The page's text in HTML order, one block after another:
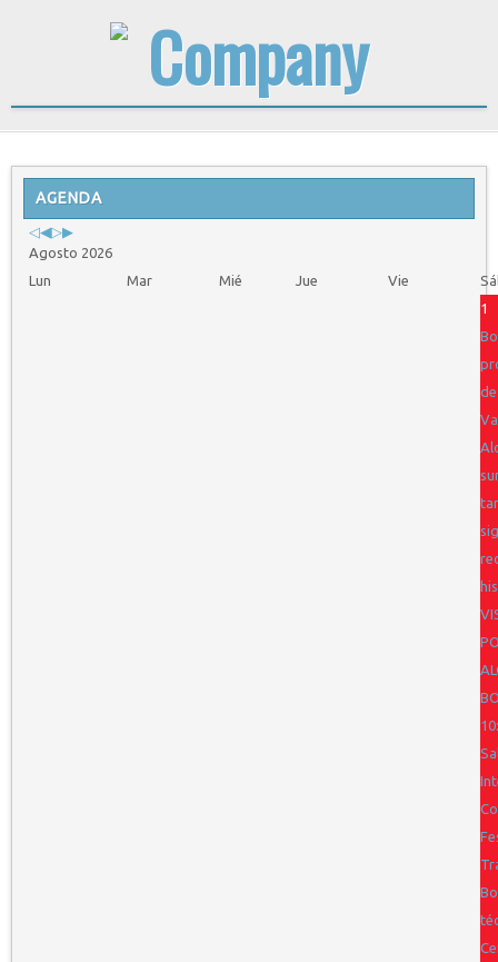
AGENDA
Previous
Year
Previous
Month
Next
Year
Next
Month
Agosto 2026
Lun
Mar Mié Jue Vie
1